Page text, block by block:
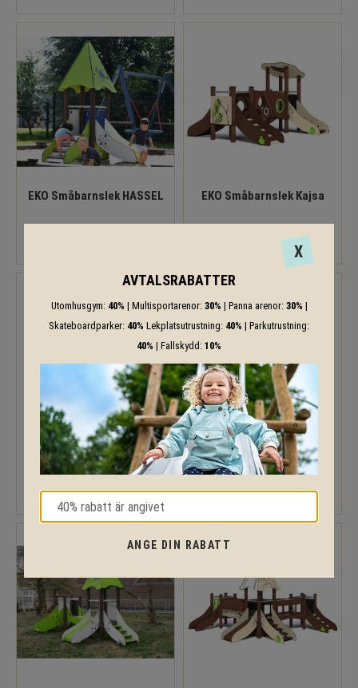
EKO Småbarnslek HASSEL EKO Småbarnslek Kajsa
EKO Småbarnslek Lahe EKO Småbarnslek Pelle
X
AVTALSRABATTER
Utomhusgym: 40% | Multisportarenor: 30% | Panna arenor: 30% |
Skateboardparker: 40% Lekplatsutrustning: 40% | Parkutrustning:
40% | Fallskydd: 10%
ANGE DIN RABATT